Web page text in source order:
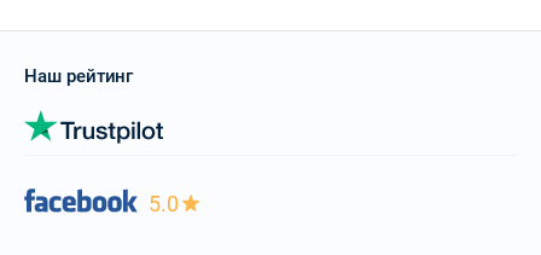
Наш рейтинг
5.0